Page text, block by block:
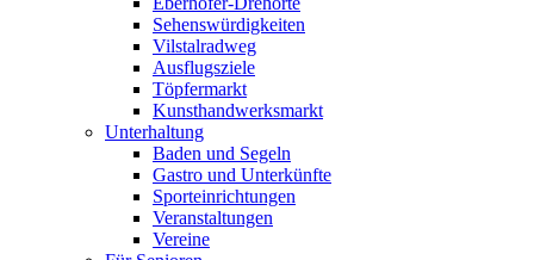
Sehenswürdigkeiten
Vilstalradweg
Ausflugsziele
Töpfermarkt
Kunsthandwerksmarkt
Unterhaltung
Baden und Segeln
Gastro und Unterkünfte
Sporteinrichtungen
Veranstaltungen
Vereine